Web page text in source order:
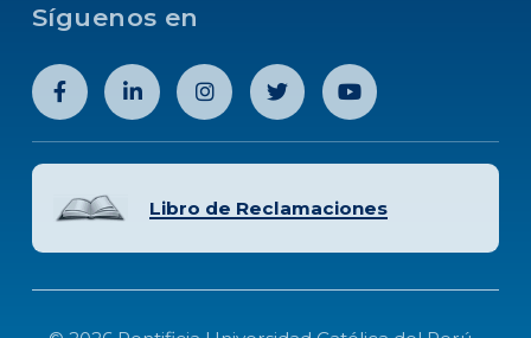
Síguenos en
Libro de Reclamaciones